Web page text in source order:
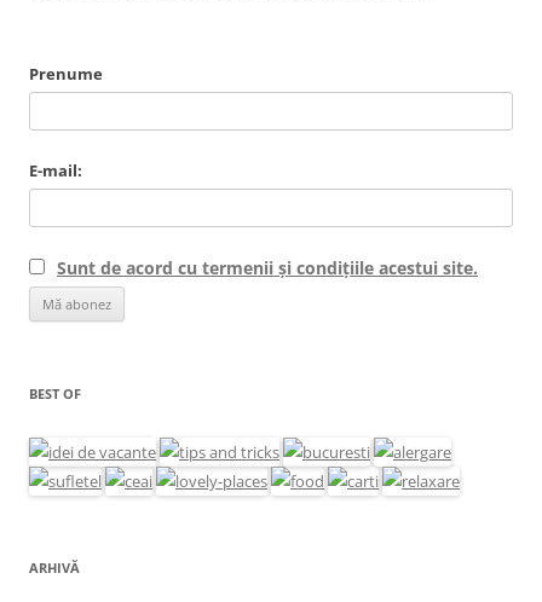
Prenume
E-mail:
Sunt de acord cu termenii și condițiile acestui site.
BEST OF
ARHIVĂ